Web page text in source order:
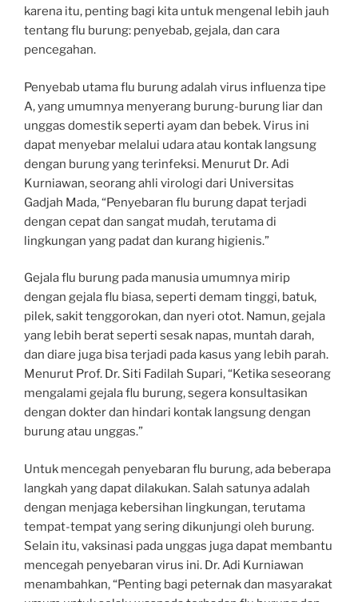
karena itu, penting bagi kita untuk mengenal lebih jauh
tentang flu burung: penyebab, gejala, dan cara
pencegahan.
Penyebab utama flu burung adalah virus influenza tipe
A, yang umumnya menyerang burung-burung liar dan
unggas domestik seperti ayam dan bebek. Virus ini
dapat menyebar melalui udara atau kontak langsung
dengan burung yang terinfeksi. Menurut Dr. Adi
Kurniawan, seorang ahli virologi dari Universitas
Gadjah Mada, “Penyebaran flu burung dapat terjadi
dengan cepat dan sangat mudah, terutama di
lingkungan yang padat dan kurang higienis.”
Gejala flu burung pada manusia umumnya mirip
dengan gejala flu biasa, seperti demam tinggi, batuk,
pilek, sakit tenggorokan, dan nyeri otot. Namun, gejala
yang lebih berat seperti sesak napas, muntah darah,
dan diare juga bisa terjadi pada kasus yang lebih parah.
Menurut Prof. Dr. Siti Fadilah Supari, “Ketika seseorang
mengalami gejala flu burung, segera konsultasikan
dengan dokter dan hindari kontak langsung dengan
burung atau unggas.”
Untuk mencegah penyebaran flu burung, ada beberapa
langkah yang dapat dilakukan. Salah satunya adalah
dengan menjaga kebersihan lingkungan, terutama
tempat-tempat yang sering dikunjungi oleh burung.
Selain itu, vaksinasi pada unggas juga dapat membantu
mencegah penyebaran virus ini. Dr. Adi Kurniawan
menambahkan, “Penting bagi peternak dan masyarakat